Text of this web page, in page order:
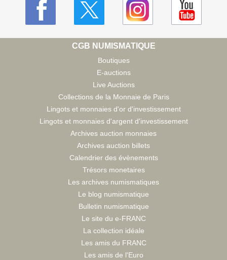
CGB NUMISMATIQUE
Boutiques
E-auctions
Live Auctions
Collections de la Monnaie de Paris
Lingots et monnaies d'or d'investissement
Lingots et monnaies d'argent d'investissement
Archives auction monnaies
Archives auction billets
Calendrier des évènements
Trésors monetaires
Les archives numismatiques
Le blog numismatique
Bulletin numismatique
Le site du e-FRANC
La collection idéale
Les amis du FRANC
Les amis de l'Euro